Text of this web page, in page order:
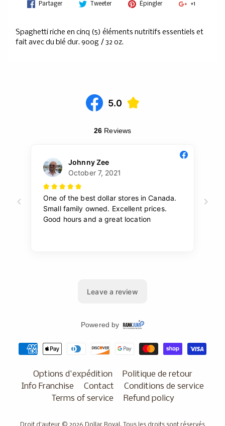
Partager Tweeter Épingler +1
Spaghetti riche en cinq (5) éléments nutritifs essentiels et
fait avec du blé dur. 900g / 32 oz.
Options d'expédition
Politique de retour
Info Franchise
Contact
Conditions de service
Terms of service
Refund policy